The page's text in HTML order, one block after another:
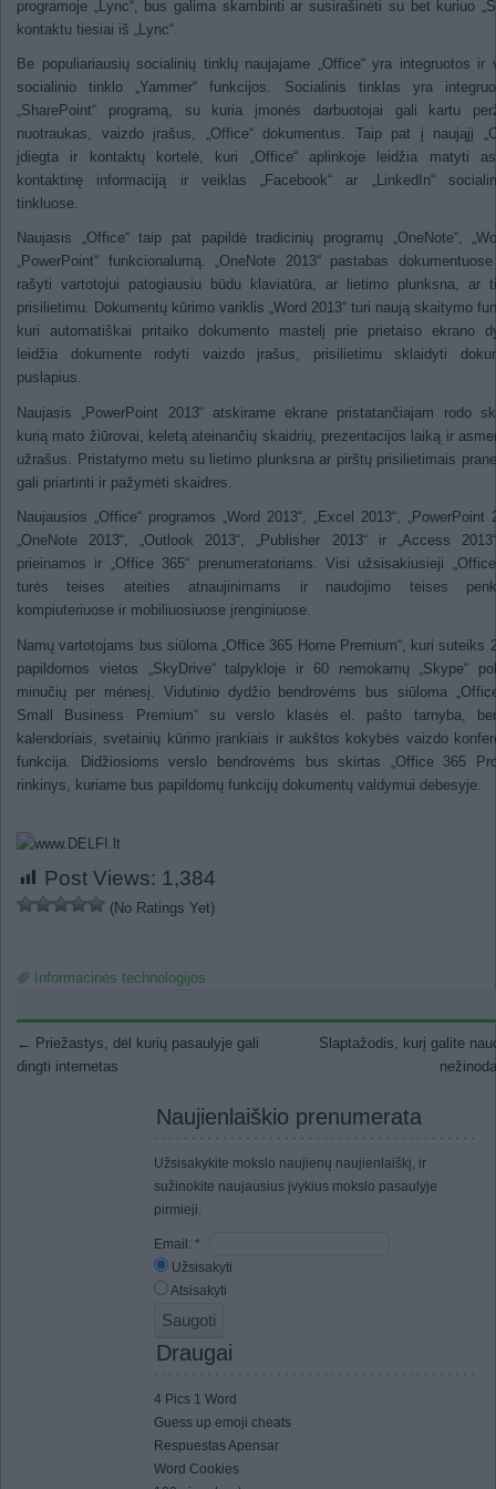
programoje „Lync“, bus galima skambinti ar susirašinėti su bet kuriuo
kontaktu tiesiai iš „Lync“.
Be populiariausių socialinių tinklų naujajame „Office“ yra integruotos ir
socialinio tinklo „Yammer“ funkcijos. Socialinis tinklas yra
„SharePoint“ programą, su kuria įmonės darbuotojai gali kartu
nuotraukas, vaizdo įrašus, „Office“ dokumentus. Taip pat į naująjį
įdiegta ir kontaktų kortelė, kuri „Office“ aplinkoje leidžia matyti
kontaktinę informaciją ir veiklas „Facebook“ ar „LinkedIn“
tinkluose.
Naujasis „Office“ taip pat papildė tradicinių programų „OneNote“,
„PowerPoint“ funkcionalumą. „OneNote 2013“ pastabas
rašyti vartotojui patogiausiu būdu klaviatūra, ar lietimo plunksna, ar
prisilietimu. Dokumentų kūrimo variklis „Word 2013“ turi naują skaitymo
kuri automatiškai pritaiko dokumento mastelį prie prietaiso ekrano
leidžia dokumente rodyti vaizdo įrašus, prisilietimu sklaidyti
puslapius.
Naujasis „PowerPoint 2013“ atskirame ekrane pristatančiajam rodo
kurią mato žiūrovai, keletą ateinančių skaidrių, prezentacijos laiką ir
užrašus. Pristatymo metu su lietimo plunksna ar pirštų prisilietimais
gali priartinti ir pažymėti skaidres.
Naujausios „Office“ programos „Word 2013“, „Excel 2013“, „PowerPoint
„OneNote 2013“, „Outlook 2013“, „Publisher 2013“ ir „Access
prieinamos ir „Office 365“ prenumeratoriams. Visi užsisakiusieji
turės teises ateities atnaujinimams ir naudojimo teises
kompiuteriuose ir mobiliuosiuose įrenginiuose.
Namų vartotojams bus siūloma „Office 365 Home Premium“, kuri suteiks
papildomos vietos „SkyDrive“ talpykloje ir 60 nemokamų „Skype“
minučių per mėnesį. Vidutinio dydžio bendrovėms bus siūloma
Small Business Premium“ su verslo klasės el. pašto tarnyba,
kalendoriais, svetainių kūrimo įrankiais ir aukštos kokybės vaizdo
funkcija. Didžiosioms verslo bendrovėms bus skirtas „Office 365
rinkinys, kuriame bus papildomų funkcijų dokumentų valdymui debesyje.
Post Views: 1,384
(No Ratings Yet)
Informacinės technologijos
Post navigation
← Priežastys, dėl kurių pasaulyje gali
dingti internetas
Slaptažodis, kurį galite
Naujienlaiškio prenumerata
Užsisakykite mokslo naujienų naujienlaiškį, ir
sužinokite naujausius įvykius mokslo pasaulyje
pirmieji.
Email: *
Užsisakyti
Atsisakyti
Draugai
4 Pics 1 Word
Guess up emoji cheats
Respuestas Apensar
Word Cookies